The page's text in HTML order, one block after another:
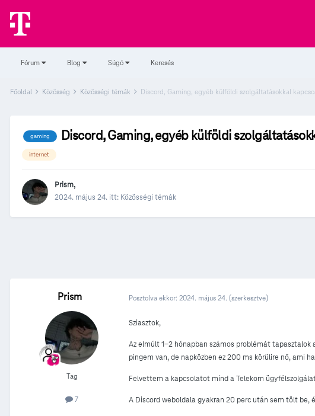
Fórum Blog Súgó Keresés
Főoldal Közösség Közösségi témák Discord, Gaming, egyéb külföldi szolgáltatásokkal
gaming Discord, Gaming, egyéb külföldi
internet
Prism,
2024. május 24. itt: Közösségi témák
Prism
Tag
7
Posztolva ekkor: 2024. május 24. (szerkesztve)
Sziasztok,
Az elmúlt 1-2 hónapban számos problémát tapasztalok
pingem van, de napközben ez 200 ms körülire nő, ami
Felvettem a kapcsolatot mind a Telekom
A Discord weboldala gyakran 20 perc után sem tölt be,